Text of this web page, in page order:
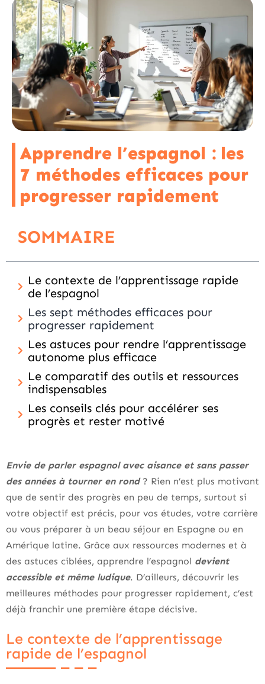
Apprendre l’espagnol : les
7 méthodes efficaces pour
progresser rapidement
SOMMAIRE
Le contexte de l’apprentissage rapide
de l’espagnol
Les sept méthodes efficaces pour
progresser rapidement
Les astuces pour rendre l’apprentissage
autonome plus efficace
Le comparatif des outils et ressources
indispensables
Les conseils clés pour accélérer ses
progrès et rester motivé
Envie de parler espagnol avec aisance et sans passer
des années à tourner en rond? Rien n’est plus motivant
que de sentir des progrès en peu de temps, surtout si
votre objectif est précis, pour vos études, votre carrière
ou vous préparer à un beau séjour en Espagne ou en
Amérique latine. Grâce aux ressources modernes et à
des astuces ciblées, apprendre l’espagnol devient
accessible et même ludique. D’ailleurs, découvrir les
meilleures méthodes pour progresser rapidement, c’est
déjà franchir une première étape décisive.
Le contexte de l’apprentissage
rapide de l’espagnol